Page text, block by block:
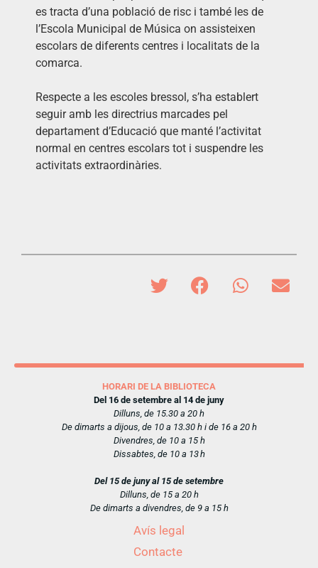
es tracta d’una població de risc i també les de
l’Escola Municipal de Música on assisteixen
escolars de diferents centres i localitats de la
comarca.
Respecte a les escoles bressol, s’ha establert
seguir amb les directrius marcades pel
departament d’Educació que manté l’activitat
normal en centres escolars tot i suspendre les
activitats extraordinàries.
HORARI DE LA BIBLIOTECA
Del 16 de setembre al 14 de juny
Dilluns, de 15.30 a 20 h
De dimarts a dijous, de 10 a 13.30 h i de 16 a 20 h
Divendres, de 10 a 15 h
Dissabtes, de 10 a 13 h
Del 15 de juny al 15 de setembre
Dilluns, de 15 a 20 h
De dimarts a divendres, de 9 a 15 h
Avís legal
Contacte